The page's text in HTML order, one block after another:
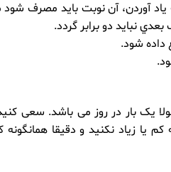
آن نوبت بايد مصرف شود
نبايد دو برابر گردد.
داده شود.
یک بار در روز می باشد. سعی
زیاد نکنید و دقیقا همانگونه